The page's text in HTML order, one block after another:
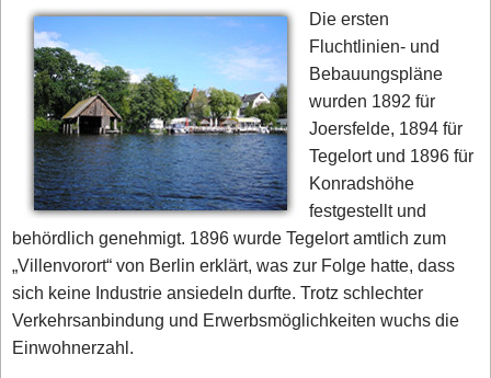
Die ersten
Fluchtlinien- und
Bebauungspläne
wurden 1892 für
Joersfelde, 1894 für
Tegelort und 1896 für
Konradshöhe
festgestellt und
behördlich genehmigt. 1896 wurde Tegelort amtlich zum
„Villenvorort“ von Berlin erklärt, was zur Folge hatte, dass
sich keine Industrie ansiedeln durfte. Trotz schlechter
Verkehrsanbindung und Erwerbsmöglichkeiten wuchs die
Einwohnerzahl.